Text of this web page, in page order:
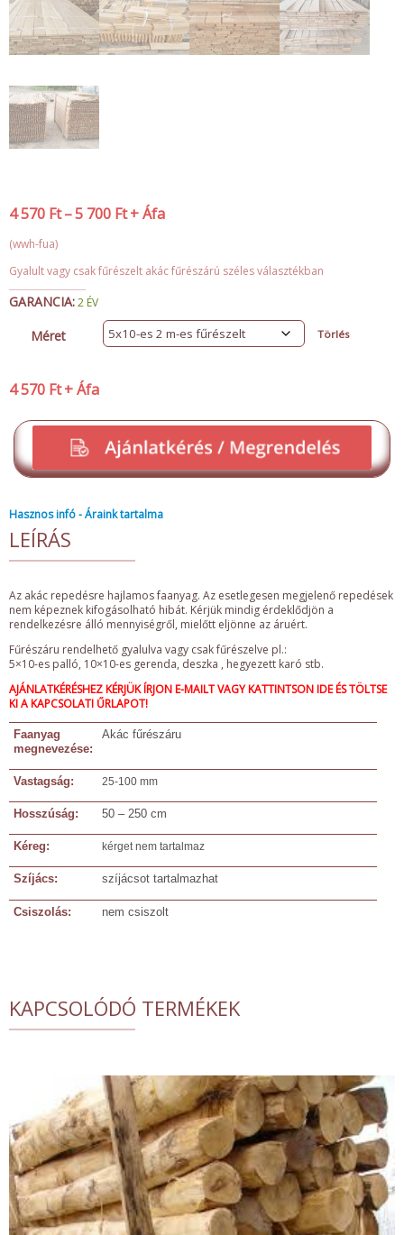
4 570 Ft–5 700 Ft+ Áfa
(wwh-fua)
Gyalult vagy csak fűrészelt akác fűrészárú széles választékban
GARANCIA:2 ÉV
Méret Törlés
4 570 Ft+ Áfa
Hasznos infó - Áraink tartalma
LEÍRÁS
Az akác repedésre hajlamos faanyag. Az esetlegesen megjelenő repedések
nem képeznek kifogásolható hibát. Kérjük mindig érdeklődjön a
rendelkezésre álló mennyiségről, mielőtt eljönne az áruért.
Fűrészáru rendelhető gyalulva vagy csak fűrészelve pl.:
5×10-es palló, 10×10-es gerenda, deszka , hegyezett karó stb.
AJÁNLATKÉRÉSHEZ KÉRJÜK ÍRJON E-MAILT VAGYKATTINTSON IDEÉS TÖLTSE
KI A KAPCSOLATI ŰRLAPOT!
Faanyag
megnevezése:
Akác fűrészáru
Vastagság: 25-100 mm
Hosszúság: 50 – 250 cm
Kéreg: kérget nem tartalmaz
Szíjács: szíjácsot tartalmazhat
Csiszolás: nem csiszolt
KAPCSOLÓDÓ TERMÉKEK